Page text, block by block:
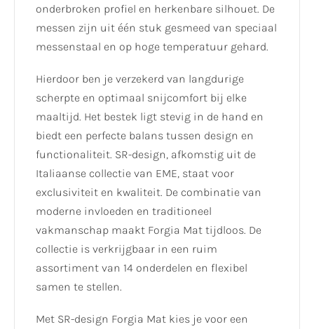
onderbroken profiel en herkenbare silhouet. De
messen zijn uit één stuk gesmeed van speciaal
messenstaal en op hoge temperatuur gehard.
Hierdoor ben je verzekerd van langdurige
scherpte en optimaal snijcomfort bij elke
maaltijd. Het bestek ligt stevig in de hand en
biedt een perfecte balans tussen design en
functionaliteit. SR-design, afkomstig uit de
Italiaanse collectie van EME, staat voor
exclusiviteit en kwaliteit. De combinatie van
moderne invloeden en traditioneel
vakmanschap maakt Forgia Mat tijdloos. De
collectie is verkrijgbaar in een ruim
assortiment van 14 onderdelen en flexibel
samen te stellen.
Met SR-design Forgia Mat kies je voor een